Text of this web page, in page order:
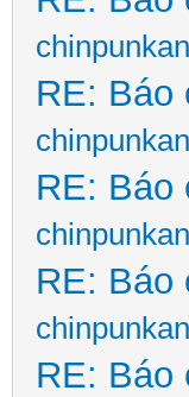
RE: Báo
RE: Báo
RE: Báo
RE: Báo